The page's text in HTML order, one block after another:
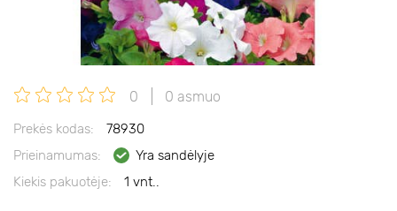
0 0 asmuo
Prekės kodas:
78930
Prieinamumas:
Yra sandėlyje
Kiekis pakuotėje:
1 vnt..